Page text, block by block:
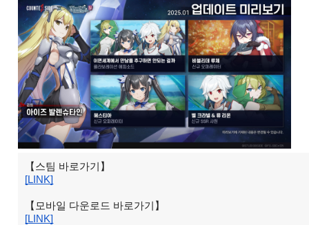
【스팀 바로가기】
[LINK]
【모바일 다운로드 바로가기】
[LINK]